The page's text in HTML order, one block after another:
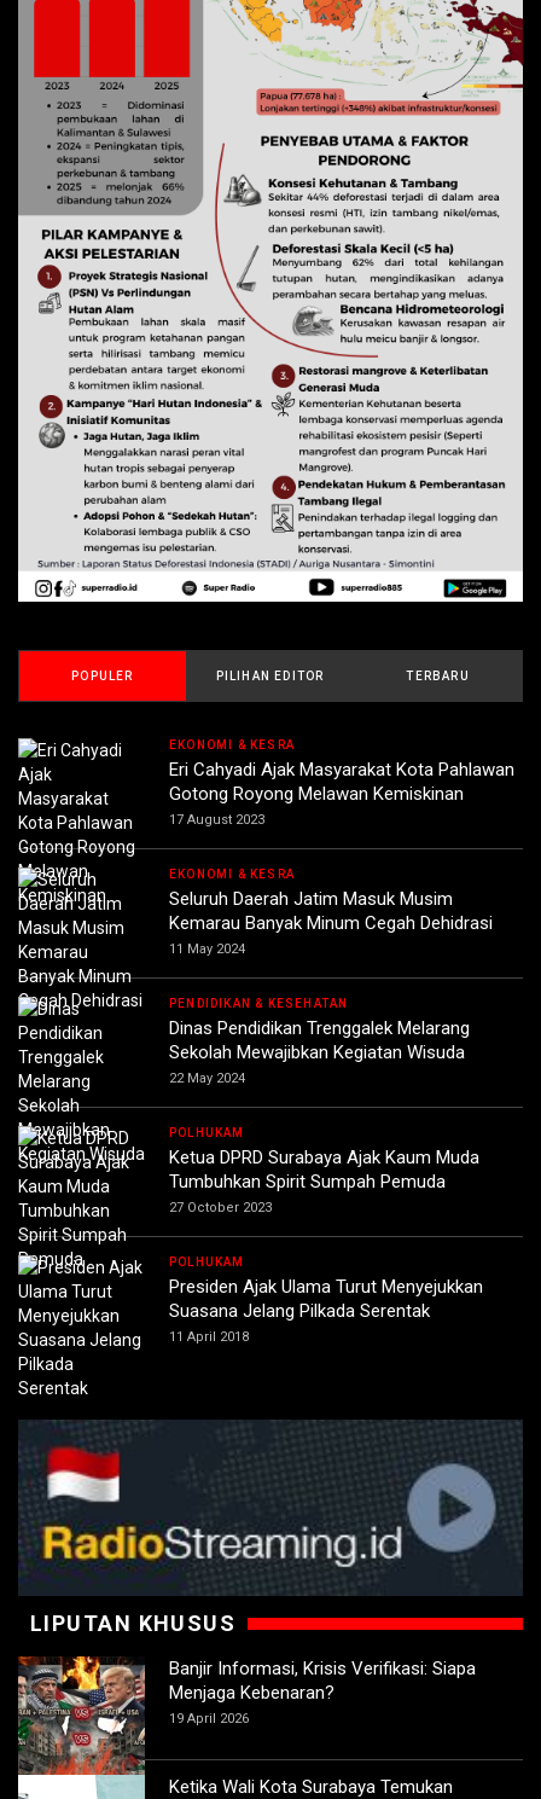
POPULER PILIHAN EDITOR TERBARU
EKONOMI & KESRA
Eri Cahyadi Ajak Masyarakat Kota Pahlawan
Gotong Royong Melawan Kemiskinan
17 August 2023
EKONOMI & KESRA
Seluruh Daerah Jatim Masuk Musim
Kemarau Banyak Minum Cegah Dehidrasi
11 May 2024
PENDIDIKAN & KESEHATAN
Dinas Pendidikan Trenggalek Melarang
Sekolah Mewajibkan Kegiatan Wisuda
22 May 2024
POLHUKAM
Ketua DPRD Surabaya Ajak Kaum Muda
Tumbuhkan Spirit Sumpah Pemuda
27 October 2023
POLHUKAM
Presiden Ajak Ulama Turut Menyejukkan
Suasana Jelang Pilkada Serentak
11 April 2018
LIPUTAN KHUSUS
Banjir Informasi, Krisis Verifikasi: Siapa
Menjaga Kebenaran?
19 April 2026
Ketika Wali Kota Surabaya Temukan